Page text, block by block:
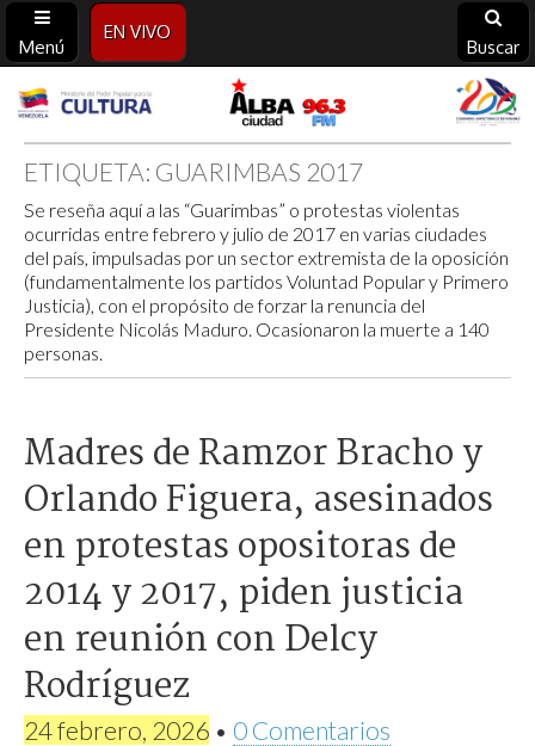
Menú
EN VIVO
Buscar
Alba
Ciudad
96.3
FM
ETIQUETA: GUARIMBAS 2017
Se reseña aquí a las “Guarimbas” o protestas violentas
ocurridas entre febrero y julio de 2017 en varias ciudades
del país, impulsadas por un sector extremista de la oposición
(fundamentalmente los partidos Voluntad Popular y Primero
Justicia), con el propósito de forzar la renuncia del
Presidente Nicolás Maduro. Ocasionaron la muerte a 140
personas.
Madres de Ramzor Bracho y
Orlando Figuera, asesinados
en protestas opositoras de
2014 y 2017, piden justicia
en reunión con Delcy
Rodríguez
24 febrero, 2026 • 0 Comentarios